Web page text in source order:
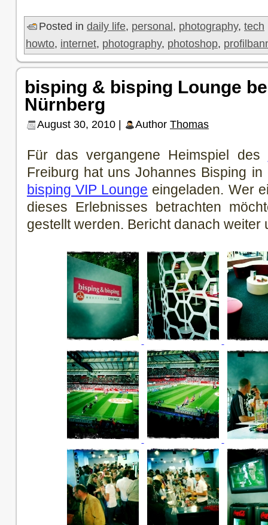
Posted in daily life, personal , photography, tech
howto, internet, photography, photoshop,
bisping & bisping Lounge
Nürnberg
August 30, 2010 | Author Thomas
Für das vergangene Heimspiel des
Freiburg hat uns Johannes Bisping
bisping VIP Lounge eingeladen. Wer
dieses Erlebnisses betrachten
gestellt werden. Bericht danach weiter